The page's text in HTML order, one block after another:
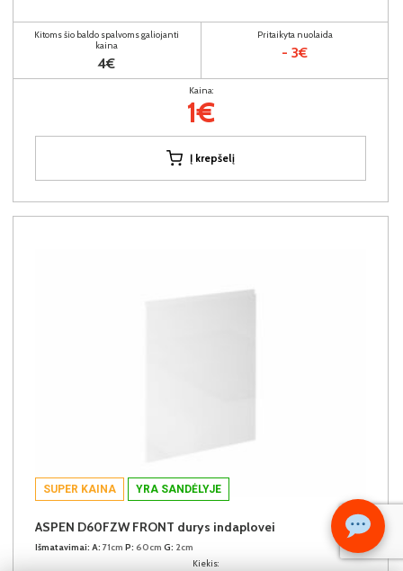
Kiekis:
Kitoms šio baldo spalvoms galiojanti
kaina
4€
Pritaikyta nuolaida
- 3€
Kaina:
1€
Į krepšelį
SUPER KAINA YRA SANDĖLYJE
ASPEN D60FZW FRONT durys indaplovei
Išmatavimai: A: 71cm P: 60cm G: 2cm